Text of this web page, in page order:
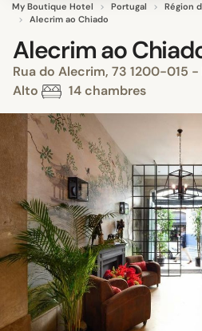
My Boutique Hotel Portugal Région
Alecrim ao Chiado
Alecrim ao
Rua do Alecrim, 73 1200-015
Alto
14 chambres